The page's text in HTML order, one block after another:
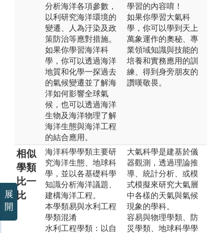
分析海洋各項參數，
以利研究海洋環境的
變遷、人為汙染及政
策防治等應對措施。
如果你學習海洋科
學，你可以透過海洋
地質和化學一探過去
的氣候變遷並了解海
洋如何影響全球氣
候，也可以透過海洋
生物及海洋物理了解
海洋生態與海洋工程
的結合應用。
學習的內容唷！
如果你學習大氣科
學，你可以學到天上
萬象運作的奧秘、專
業領域知識與技能的
培養和實務應用的訓
練、得到身旁朋友的
讚嘆敬畏。
相似
學類
比一
比
海洋科學學類主要研
究海洋生態、地球科
學，並以各基礎科學
知識分析海洋議題、
建構海洋工程。
本學類易與水利工程
學類混淆
水利工程學類：以自
大氣科學是建基於儀
器觀測，透過理論推
導、統計分析、或模
式模擬來研究大氣層
中各樣的天氣與氣候
現象的學科。
容易與物理學類、防
災學類、地球科學學
展
開